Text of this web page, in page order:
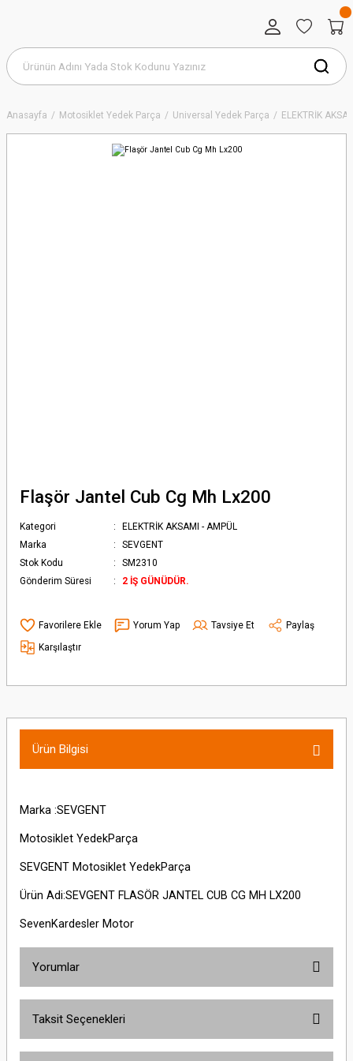
Anasayfa Motosiklet Yedek Parça Universal Yedek Parça ELEKTRİK
Flaşör Jantel Cub Cg Mh Lx200
Kategori
ELEKTRİK AKSAMI - AMPÜL
Marka
SEVGENT
Stok Kodu
SM2310
Gönderim Süresi
2 İŞ GÜNÜDÜR.
Yorum Yap Tavsiye Et
Paylaş
Karşılaştır
Ürün Bilgisi
Marka :SEVGENT
Motosiklet YedekParça
SEVGENT Motosiklet YedekParça
Ürün Adi:SEVGENT FLASÖR JANTEL CUB CG MH LX200
SevenKardesler Motor
Yorumlar
Taksit Seçenekleri